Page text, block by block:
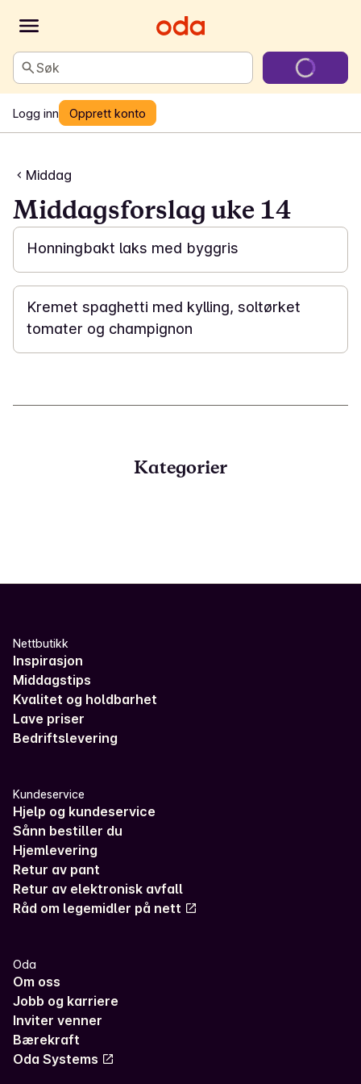
Søk
Logg inn Opprett konto
Middag
Middagsforslag uke 14
25 min
Honningbakt laks med byggris
30 min
Kremet spaghetti med kylling, soltørket
tomater og champignon
Kategorier
Nettbutikk
Inspirasjon
Middagstips
Kvalitet og holdbarhet
Lave priser
Bedriftslevering
Kundeservice
Hjelp og kundeservice
Sånn bestiller du
Hjemlevering
Retur av pant
Retur av elektronisk avfall
Råd om legemidler på nett
Oda
Om oss
Jobb og karriere
Inviter venner
Bærekraft
Oda Systems